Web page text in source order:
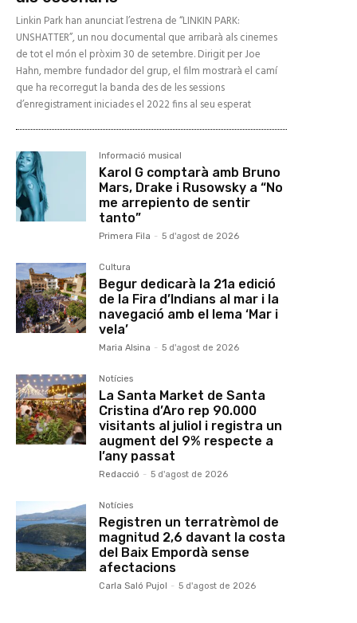
Linkin Park han anunciat l’estrena de “LINKIN PARK:
UNSHATTER”, un nou documental que arribarà als cinemes
de tot el món el pròxim 30 de setembre. Dirigit per Joe
Hahn, membre fundador del grup, el film mostrarà el camí
que ha recorregut la banda des de les sessions
d’enregistrament iniciades el 2022 fins al seu esperat
Informació musical
Karol G comptarà amb Bruno
Mars, Drake i Rusowsky a “No
me arrepiento de sentir
tanto”
Primera Fila - 5 d'agost de 2026
Cultura
Begur dedicarà la 21a edició
de la Fira d’Indians al mar i la
navegació amb el lema ‘Mar i
vela’
Maria Alsina - 5 d'agost de 2026
Notícies
La Santa Market de Santa
Cristina d’Aro rep 90.000
visitants al juliol i registra un
augment del 9% respecte a
l’any passat
Redacció - 5 d'agost de 2026
Notícies
Registren un terratrèmol de
magnitud 2,6 davant la costa
del Baix Empordà sense
afectacions
Carla Saló Pujol - 5 d'agost de 2026